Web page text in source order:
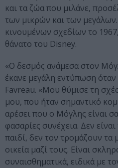
και τα ζώα που μιλάνε,
των μικρών και των μεγάλων.
κινουμένων σχεδίων το
θάνατο του Disney.
«Ο δεσμός ανάμεσα στον
έκανε μεγάλη εντύπωση
Favreau. «Μου θύμισε τη
μου, που ήταν σημαντικό
αρέσει που ο Μόγλης είναι
φασαρίες συνέχεια. Δεν
παιδί, δεν τον τρομάζουν τα
οικεία μαζί τους. Είναι
συναισθηματικά, ειδικά με